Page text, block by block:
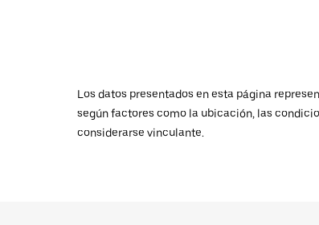
Los datos presentados en esta página
según factores como la ubicación, las
considerarse vinculante.